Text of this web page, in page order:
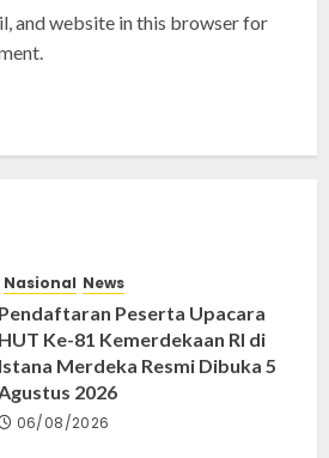
and website in this browser for
Nasional News
Pendaftaran Peserta Upacara
HUT Ke-81 Kemerdekaan RI di
Istana Merdeka Resmi Dibuka 5
2026
06/08/2026